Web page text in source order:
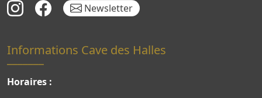
Newsletter
Informations Cave des Halles
Horaires :